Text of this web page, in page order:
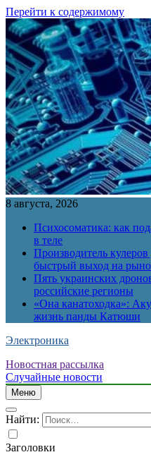
Перейти к содержимому
8 августа, 2026
Психосоматика: как
в теле
Производитель
быстрый выход на
Пять украинских
российские регионы
«Она канатоходка»:
жизнь панды Катюши
Электроника
Новостная рассылка
Случайные новости
Меню
Найти:
Заголовки